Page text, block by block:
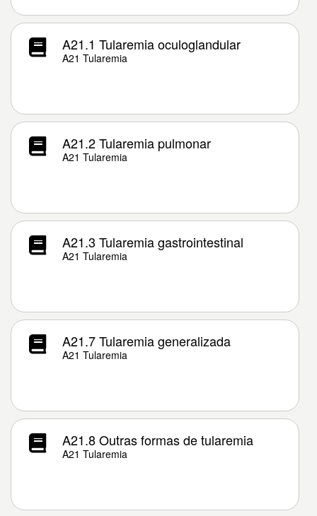
A21.1 Tularemia oculoglandular
A21 Tularemia
A21.2 Tularemia pulmonar
A21 Tularemia
A21.3 Tularemia gastrointestinal
A21 Tularemia
A21.7 Tularemia generalizada
A21 Tularemia
A21.8 Outras formas de tularemia
A21 Tularemia